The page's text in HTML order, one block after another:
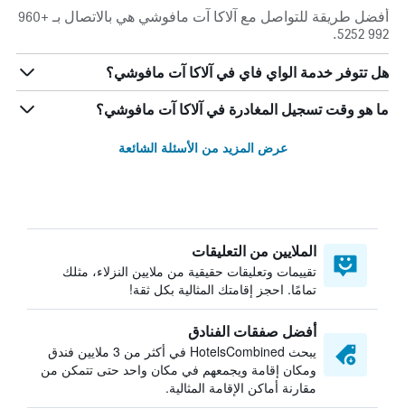
أفضل طريقة للتواصل مع آلاكا آت مافوشي هي بالاتصال بـ +960
992 5252.
هل تتوفر خدمة الواي فاي في آلاكا آت مافوشي؟
ما هو وقت تسجيل المغادرة في آلاكا آت مافوشي؟
عرض المزيد من الأسئلة الشائعة
الملايين من التعليقات
تقييمات وتعليقات حقيقية من ملايين النزلاء، مثلك
تمامًا. احجز إقامتك المثالية بكل ثقة!
أفضل صفقات الفنادق
يبحث HotelsCombined في أكثر من 3 ملايين فندق
ومكان إقامة ويجمعهم في مكان واحد حتى تتمكن من
مقارنة أماكن الإقامة المثالية.